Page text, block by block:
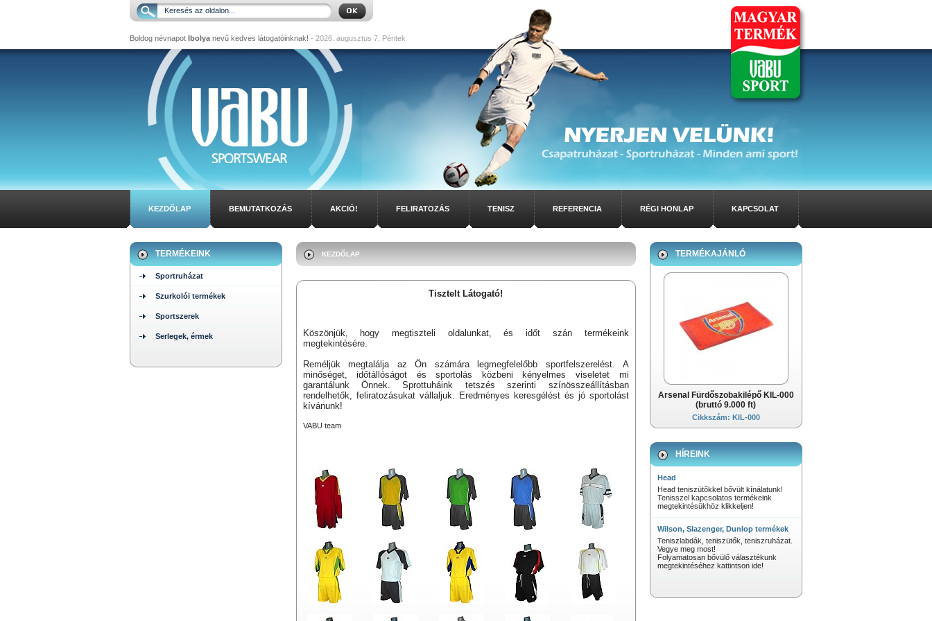
Boldog névnapot Ibolyanevű kedves látogatóinknak! - 2026. augusztus 7, Péntek
KEZDŐLAP BEMUTATKOZÁS AKCIÓ! FELIRATOZÁS TENISZ REFERENCIA RÉGI HONLAP KAPCSOLAT
TERMÉKEINK
Sportruházat
Szurkolói termékek
Sportszerek
Serlegek, érmek
KEZDŐLAP
Tisztelt Látogató!
Köszönjük, hogy megtiszteli oldalunkat, és időt szán termékeink
megtekintésére.
Reméljük megtalálja az Ön számára legmegfelelőbb sportfelszerelést. A
minőséget, időtállóságot és sportolás közbeni kényelmes viseletet mi
garantálunk Önnek. Sprottuháink tetszés szerinti színösszeállításban
rendelhetők, feliratozásukat vállaljuk. Eredményes keresgélést és jó sportolást
kívánunk!
VABU team
TERMÉKAJÁNLÓ
Arsenal Fürdőszobakilépő KIL-000
(bruttó 9.000 ft)
Cikkszám: KIL-000
HÍREINK
Head
Head teniszütőkkel bővült kínálatunk!
Tenisszel kapcsolatos termékeink
megtekintésükhöz klikkeljen!
Wilson, Slazenger, Dunlop termékek
Teniszlabdák, teniszütők, teniszruházat.
Vegye meg most!
Folyamatosan bővülő választékunk
megtekintéséhez kattintson ide!